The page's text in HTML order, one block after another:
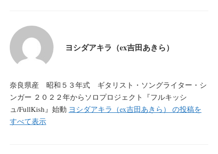
ヨシダアキラ（ex吉田あきら）
奈良県産 昭和５３年式 ギタリスト・ソングライター・シ
ンガー ２０２２年からソロプロジェクト『フルキッシ
ュ/FullKish』始動 ヨシダアキラ（ex吉田あきら） の投稿を
すべて表示